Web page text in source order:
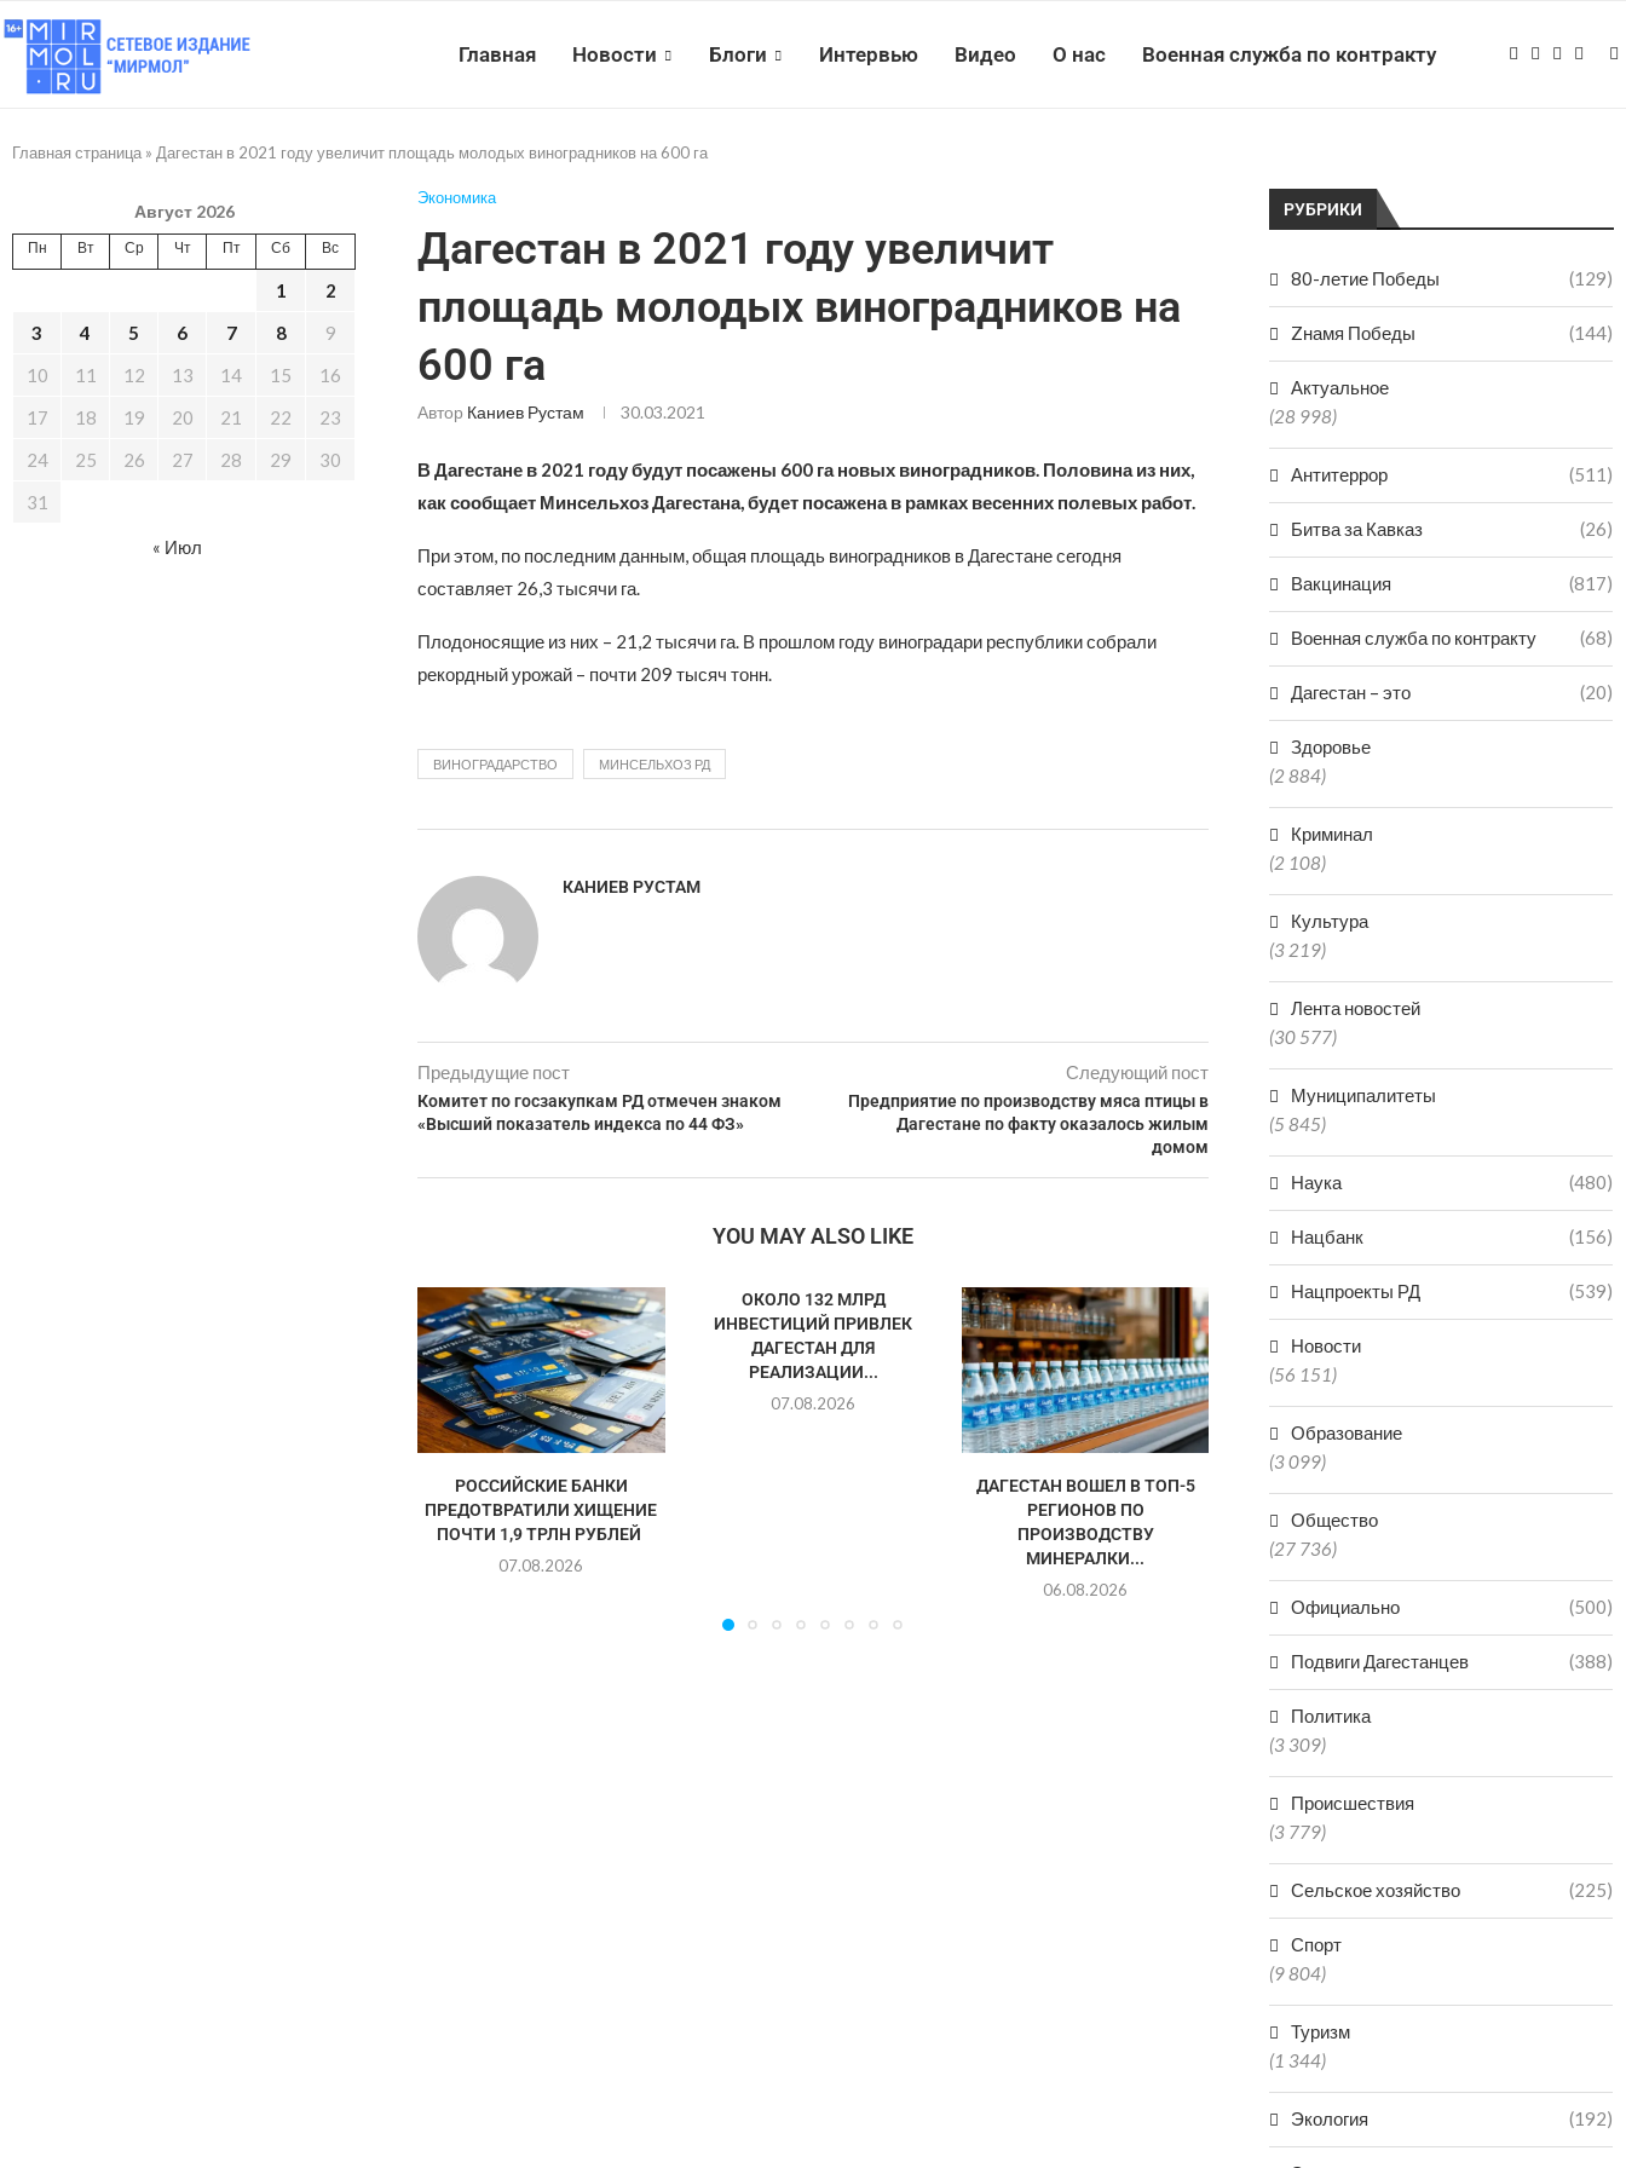
Главная Новости Блоги Интервью Видео О нас Военная служба по контракту
Главная страница » Дагестан в 2021 году увеличит площадь молодых виноградников на 600 га
Экономика
Дагестан в 2021 году увеличит
площадь молодых виноградников на
600 га
Автор Каниев Рустам 30.03.2021
В Дагестане в 2021 году будут посажены 600 га новых виноградников. Половина из них,
как сообщает Минсельхоз Дагестана, будет посажена в рамках весенних полевых работ.
При этом, по последним данным, общая площадь виноградников в Дагестане сегодня
составляет 26,3 тысячи га.
Плодоносящие из них – 21,2 тысячи га. В прошлом году виноградари республики собрали
рекордный урожай – почти 209 тысяч тонн.
ВИНОГРАДАРСТВО МИНСЕЛЬХОЗ РД
КАНИЕВ РУСТАМ
Предыдущие пост
Комитет по госзакупкам РД отмечен знаком
«Высший показатель индекса по 44 ФЗ»
Следующий пост
Предприятие по производству мяса птицы в
Дагестане по факту оказалось жилым
домом
YOU MAY ALSO LIKE
РОССИЙСКИЕ БАНКИ
ПРЕДОТВРАТИЛИ ХИЩЕНИЕ
ПОЧТИ 1,9 ТРЛН РУБЛЕЙ
07.08.2026
ОКОЛО 132 МЛРД
ИНВЕСТИЦИЙ ПРИВЛЕК
ДАГЕСТАН ДЛЯ
РЕАЛИЗАЦИИ...
07.08.2026
ДАГЕСТАН ВОШЕЛ В ТОП-5
РЕГИОНОВ ПО
ПРОИЗВОДСТВУ
МИНЕРАЛКИ...
06.08.2026
КОЛИЧЕСТВО БАНКОМАТОВ И
ТЕРМИНАЛОВ...
РУБРИКИ
80-летие Победы (129)
Zнамя Победы (144)
Актуальное
(28 998)
Антитеррор (511)
Битва за Кавказ (26)
Вакцинация (817)
Военная служба по контракту (68)
Дагестан – это (20)
Здоровье
(2 884)
Криминал
(2 108)
Культура
(3 219)
Лента новостей
(30 577)
Муниципалитеты
(5 845)
Наука (480)
Нацбанк (156)
Нацпроекты РД (539)
Новости
(56 151)
Образование
(3 099)
Общество
(27 736)
Официально (500)
Подвиги Дагестанцев (388)
Политика
(3 309)
Происшествия
(3 779)
Сельское хозяйство (225)
Спорт
(9 804)
Туризм
(1 344)
Экология (192)
Август 2026
Пн Вт Ср Чт Пт Сб Вс
1
2
3
4 5 6 7 8
9
10
11 12 13 14 15
16
17
18 19 20 21 22
23
24
25 26 27 28 29
30
31
« Июл